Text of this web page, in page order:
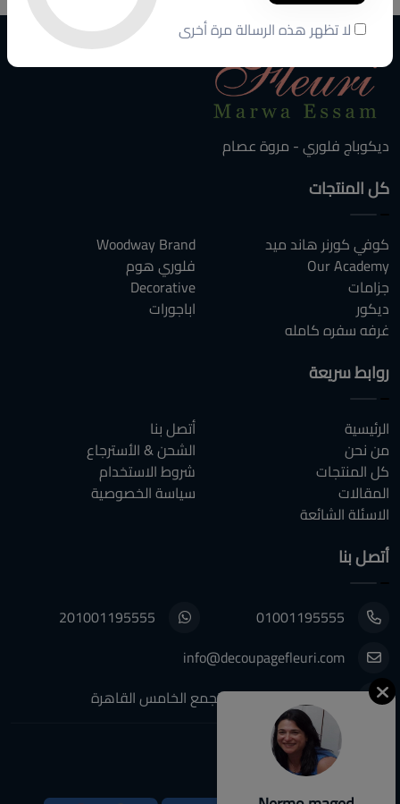
ديكوباج فلوري - مروة عصام
كل المنتجات
كوفي كورنر هاند ميد
Our Academy
جزامات
ديكور
غرفه سفره كامله
Woodway Brand
فلوري هوم
Decorative
اباجورات
روابط سريعة
الرئيسية
من نحن
كل المنتجات
المقالات
الاسئلة الشائعة
أتصل بنا
الشحن & الأسترجاع
شروط الاستخدام
سياسة الخصوصية
أتصل بنا
01001195555
201001195555
info@decoupagefleuri.com
٨٨ النرجس عمارات, التجمع الخامس القاهرة
لا تظهر هذه الرسالة مرة أخرى